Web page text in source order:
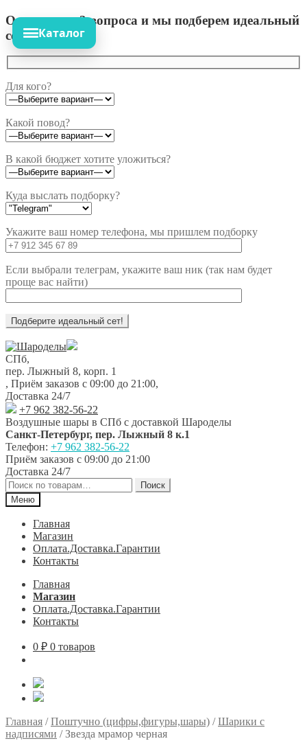
Ответьте на 3 вопроса и мы подберем идеальный
сет!
Для кого?
Какой повод?
В какой бюджет хотите уложиться?
Куда выслать подборку?
Укажите ваш номер телефона, мы пришлем подборку
Если выбрали телеграм, укажите ваш ник (так нам будет
проще вас найти)
Перейти
к
навигации
Перейти
к
содержимому
СПб,
пер. Лыжный 8, корп. 1
, Приём заказов с 09:00 до 21:00,
Доставка 24/7
+7 962 382-56-22
Воздушные шары в СПб с доставкой Шароделы
Санкт-Петербург, пер. Лыжный 8 к.1
Телефон: +7 962 382-56-22
Приём заказов с 09:00 до 21:00
Доставка 24/7
Искать:
Поиск
Меню
Главная
Магазин
Оплата.Доставка.Гарантии
Контакты
Главная
Магазин
Оплата.Доставка.Гарантии
Контакты
0 ₽ 0 товаров
Каталог
Главная /Поштучно (цифры,фигуры,шары) /Шарики с
надписями /Звезда мрамор черная